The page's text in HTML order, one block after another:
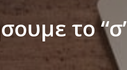
το “σ’